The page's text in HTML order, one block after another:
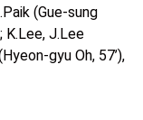
(Gue-sung
K.Lee, J.Lee
gyu Oh, 57’),